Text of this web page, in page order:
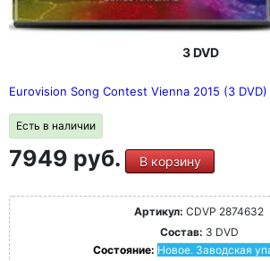
3 DVD
Eurovision Song Contest Vienna 2015 (3 DVD)
Есть в наличии
7949 руб. В корзину
Артикул: CDVP 2874632
Состав: 3 DVD
Состояние: Новое. Заводская